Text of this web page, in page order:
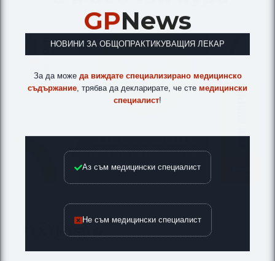
GPNews
НОВИНИ ЗА ОБЩОПРАКТИКУВАЩИЯ ЛЕКАР
За да може да виждате специализирано медицинско
съдържание , трябва да декларирате, че сте медицински
специалист!
Аз съм медицински специалист
Не съм медицински специалист